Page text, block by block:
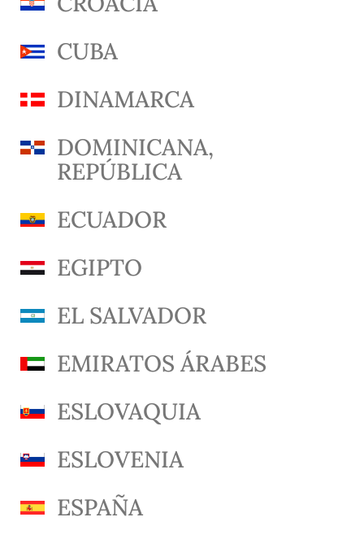
CUBA
DINAMARCA
DOMINICANA,
REPÚBLICA
ECUADOR
EGIPTO
EL SALVADOR
EMIRATOS ÁRABES
ESLOVAQUIA
ESLOVENIA
ESPAÑA